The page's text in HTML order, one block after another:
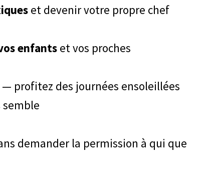
et devenir votre propre chef
enfants et vos proches
— profitez des journées ensoleillées
semble
demander la permission à qui que